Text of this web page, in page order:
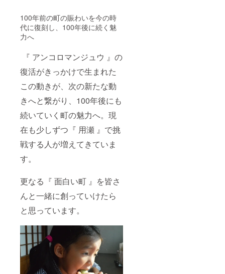
100年前の町の賑わいを今の時
代に復刻し、100年後に続く魅
力へ
『 アンコロマンジュウ 』の
復活がきっかけで生まれた
この動きが、次の新たな動
きへと繋がり、100年後にも
続いていく町の魅力へ。現
在も少しずつ『 用瀬 』で挑
戦する人が増えてきていま
す。
更なる『 面白い町 』を皆さ
んと一緒に創っていけたら
と思っています。